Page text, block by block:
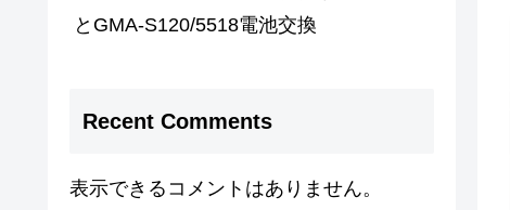
とGMA-S120/5518電池交換
Recent Comments
表示できるコメントはありません。